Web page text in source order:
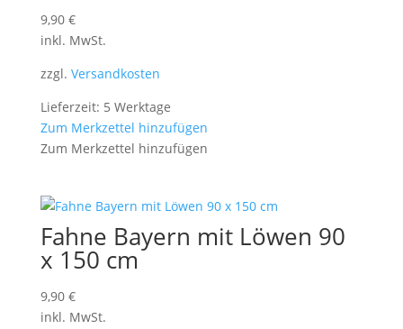
9,90 €
inkl. MwSt.
zzgl. Versandkosten
Lieferzeit: 5 Werktage
Zum Merkzettel hinzufügen
Zum Merkzettel hinzufügen
Fahne Bayern mit Löwen 90
x 150 cm
9,90 €
inkl. MwSt.